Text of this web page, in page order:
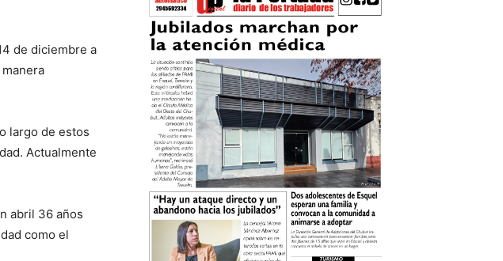
de diciembre a
largo de estos
Actualmente
abril 36 años
como el